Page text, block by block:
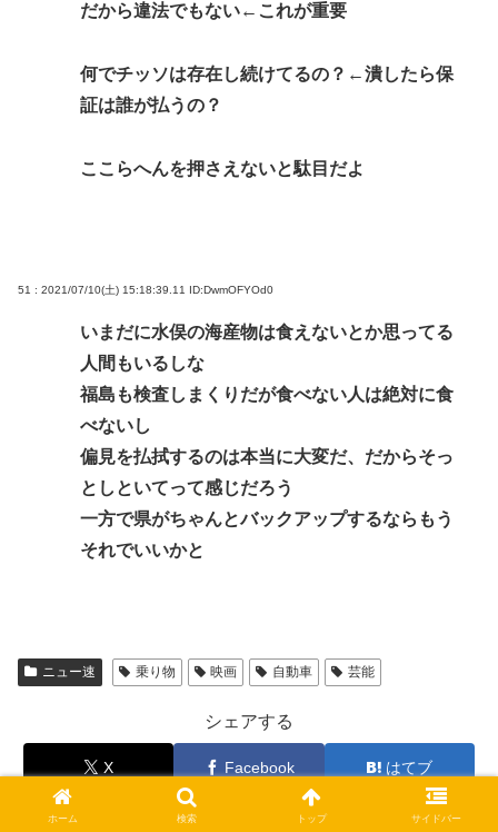
だから違法でもない←これが重要
何でチッソは存在し続けてるの？←潰したら保
証は誰が払うの？
ここらへんを押さえないと駄目だよ
51 : 2021/07/10(土) 15:18:39.11 ID:DwmOFYOd0
いまだに水俣の海産物は食えないとか思ってる
人間もいるしな
福島も検査しまくりだが食べない人は絶対に食
べないし
偏見を払拭するのは本当に大変だ、だからそっ
としといてって感じだろう
一方で県がちゃんとバックアップするならもう
それでいいかと
ニュー速 乗り物 映画 自動車 芸能
シェアする
X Facebook はてブ
LINE コピー
ホーム 検索 トップ サイドバー